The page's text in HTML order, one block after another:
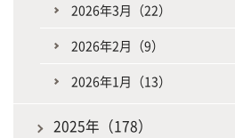
2026年3月（22）
2026年2月（9）
2026年1月（13）
2025年（178）